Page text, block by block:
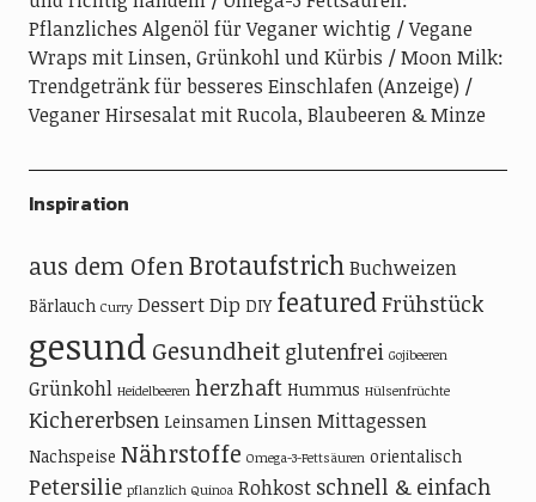
Pflanzliches Algenöl für Veganer wichtig
Vegane
Wraps mit Linsen, Grünkohl und Kürbis
Moon Milk:
Trendgetränk für besseres Einschlafen (Anzeige)
Veganer Hirsesalat mit Rucola, Blaubeeren & Minze
Inspiration
aus dem OfenBrotaufstrichBuchweizen
Bärlauch Curry DessertDip DIY featuredFrühstück
gesund Gesundheit glutenfrei Gojibeeren
Grünkohl Heidelbeeren herzhaft Hummus Hülsenfrüchte
Kichererbsen Leinsamen LinsenMittagessen
Nachspeise Nährstoffe Omega-3-Fettsäuren orientalisch
Petersilie pflanzlich Quinoa Rohkost schnell & einfach